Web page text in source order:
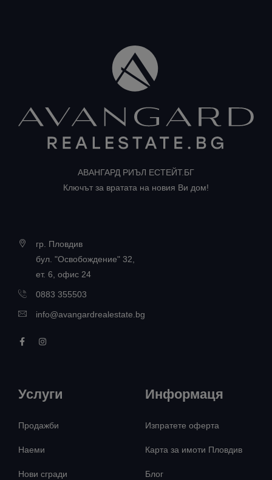
АВАНГАРД РИЪЛ ЕСТЕЙТ.БГ
Ключът за вратата на новия Ви дом!
гр. Пловдив
бул. "Освобождение" 32,
ет. 6, офис 24
0883 355503
info@avangardrealestate.bg
Услуги
Продажби
Наеми
Нови сгради
Информаця
Изпратете оферта
Карта за имоти Пловдив
Блог